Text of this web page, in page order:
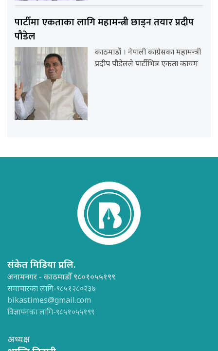
पार्टीमा एकताका लागि महामन्त्री छाड्न तयार प्रदीप
पौडेल
काठमाडौं । नेपाली कांग्रेसका महामन्त्री
प्रदीप पौडेलले पार्टीभित्र एकता कायम
संकेत मिडिया प्रा.लि.
अनामनगर - काठमाडौँ ९८०१०५५१९९
समाचारका लागि-९८५१२८०२३७
bikastimes@gmail.com
विज्ञापनका लागि-९८५१०५५१९९
अध्यक्ष